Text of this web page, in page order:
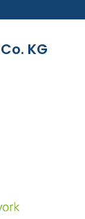
KG